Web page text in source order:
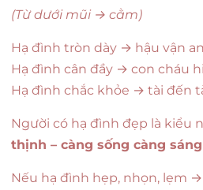
(Từ dưới mũi → cằm)
Hạ đình tròn dày → hậu vận an
Hạ đình cân đầy → con cháu
Hạ đình chắc khỏe → tài đến
Người có hạ đình đẹp là kiểu
thịnh – càng sống càng sáng
Nếu hạ đình hẹp, nhọn, lẹm